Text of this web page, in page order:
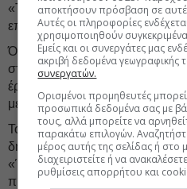
«Το πραγματικό "κόκκινο" δεν
επιχειρηματία, είναι κυρίως για
Όπως εξηγεί, η συνολική
στον κλάδο είναι μεγάλη και
έργων ΑΠΕ θα υποχρέωνε τις
μεγάλες προβλέψεις.
Το σημερινό μοντέλο
δημιουργήσει, σύμφωνα με τον
«Έχουμε δημιουργήσει
πρόβλεψη μπαταρίας»,
αποκτήσουν πρόσβαση σε
Αυτές οι πληροφορίες
χρησιμοποιηθούν
Εμείς και οι συνεργάτες μας
ακριβή δεδομένα γεωγραφικής
συνεργατών.
Ορισμένοι προμηθευτές
προσωπικά δεδομένα σας με
τους, αλλά μπορείτε να
παρακάτω επιλογών.
μέρος αυτής της σελίδας ή στο
διαχειριστείτε ή να
ρυθμίσεις απορρήτου και